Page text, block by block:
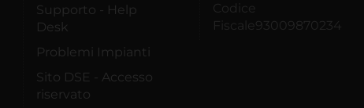
Supporto - Help
Desk
Problemi Impianti
Sito DSE - Accesso
riservato
Codice
Fiscale93009870234